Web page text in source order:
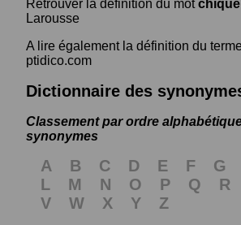
Retrouver la définition du motchiqué
Larousse
A lire également la définition du
ptidico.com
Dictionnaire des
Classement par ordre
synonymes
A B C D E F G
L
M N O P Q R
V
W X Y
Z